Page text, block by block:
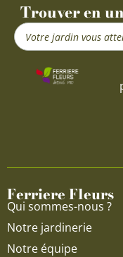
Trouver en
Search
...
Ferriere Fleurs
Qui sommes-nous ?
Notre jardinerie
Notre équipe